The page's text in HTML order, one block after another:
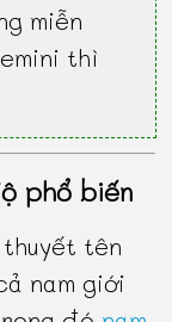
miễn
thì
phổ biến
tên
nam giới